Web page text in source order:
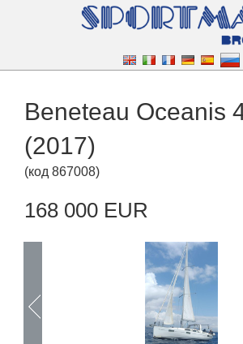
Beneteau Oceanis
(2017)
(код 867008)
168 000 EUR